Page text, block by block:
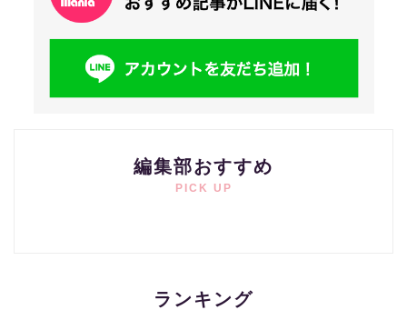
編集部おすすめ
PICK UP
ランキング